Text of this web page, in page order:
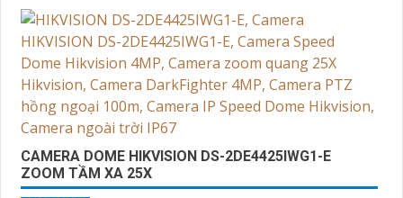
CAMERA DOME HIKVISION DS-2DE4425IWG1-E
ZOOM TẦM XA 25X